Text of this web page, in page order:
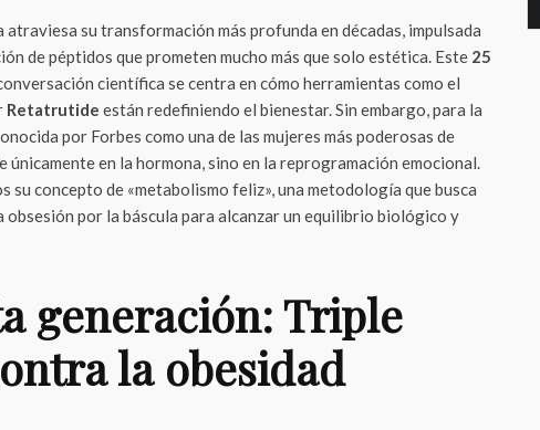
atraviesa su transformación más profunda en décadas, impulsada
de péptidos que prometen mucho más que solo estética. Este 25
científica se centra en cómo herramientas como el
Retatrutide están redefiniendo el bienestar. Sin embargo, para la
por Forbes como una de las mujeres más poderosas de
únicamente en la hormona, sino en la reprogramación emocional.
su concepto de «metabolismo feliz», una metodología que busca
obsesión por la báscula para alcanzar un equilibrio biológico y
generación: Triple
la obesidad